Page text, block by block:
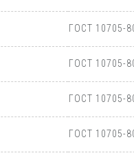
ГОСТ 10705-
ГОСТ 10705-
ГОСТ 10705-
ГОСТ 10705-